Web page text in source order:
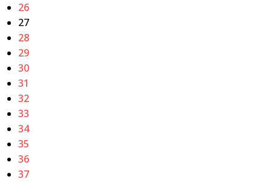
26
27
28
29
30
31
32
33
34
35
36
37